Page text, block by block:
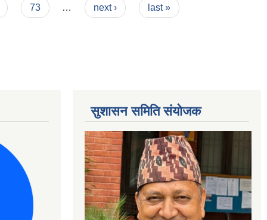
73 … next › last »
सुशासन समिति संयोजक